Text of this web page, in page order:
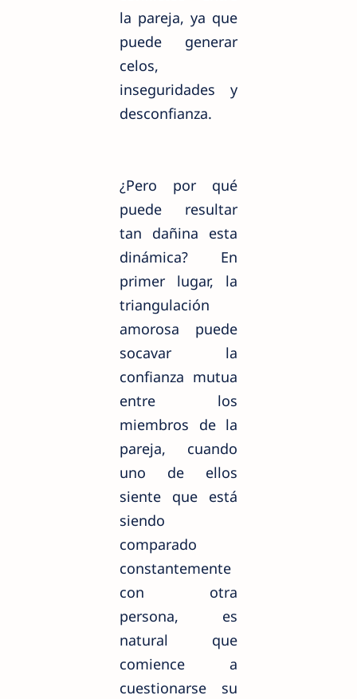
la pareja, ya que
puede generar
celos,
inseguridades y
desconfianza.
¿Pero por qué
puede resultar
tan dañina esta
dinámica? En
primer lugar, la
triangulación
amorosa puede
socavar la
confianza mutua
entre los
miembros de la
pareja, cuando
uno de ellos
siente que está
siendo
comparado
constantemente
con otra
persona, es
natural que
comience a
cuestionarse su